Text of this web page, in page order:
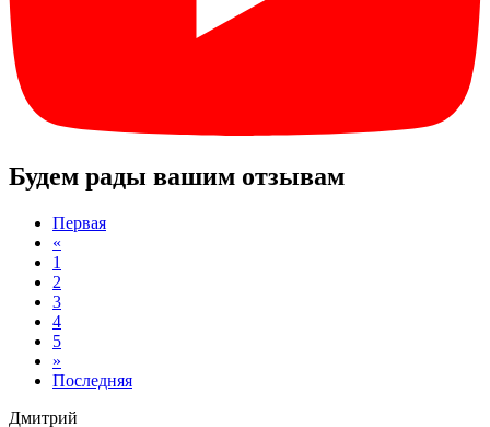
Будем рады вашим отзывам
Первая
«
1
2
3
4
5
»
Последняя
Дмитрий